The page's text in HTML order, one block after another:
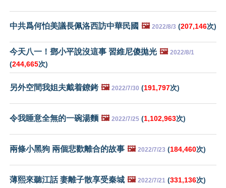
中共爲何怕美議長佩洛西訪中華民國 🖼️ 2022/8/3 (207,146次)
今天八一！鄧小平說沒這事 習維尼傻拋光 🖼️ 2022/8/1
(244,665次)
另外空間我姐夫戴着鐐銬 🖼️ 2022/7/30 (191,797次)
令我睡意全無的一碗湯麵 🖼️ 2022/7/25 (1,102,963次)
兩條小黑狗 兩個悲歡離合的故事 🖼️ 2022/7/23 (184,460次)
薄熙來聽江話 妻離子散享受秦城 🖼️ 2022/7/21 (331,136次)